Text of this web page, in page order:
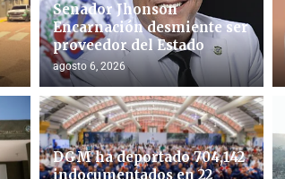
Senador Jhonson
Encarnación desmiente ser
proveedor del Estado
agosto 6, 2026
DGM ha deportado 704,142
indocumentados en 22